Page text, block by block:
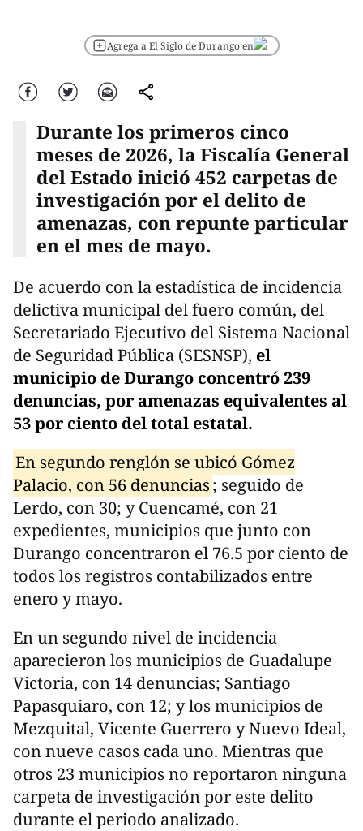
Agrega a El Siglo de Durango en
Facebook Twitter Correo comparte
Durante los primeros cinco
meses de 2026, la Fiscalía General
del Estado inició 452 carpetas de
investigación por el delito de
amenazas, con repunte particular
en el mes de mayo.
De acuerdo con la estadística de incidencia
delictiva municipal del fuero común, del
Secretariado Ejecutivo del Sistema Nacional
de Seguridad Pública (SESNSP), el
municipio de Durango concentró 239
denuncias, por amenazas equivalentes al
53 por ciento del total estatal.
En segundo renglón se ubicó Gómez
Palacio, con 56 denuncias; seguido de
Lerdo, con 30; y Cuencamé, con 21
expedientes, municipios que junto con
Durango concentraron el 76.5 por ciento de
todos los registros contabilizados entre
enero y mayo.
En un segundo nivel de incidencia
aparecieron los municipios de Guadalupe
Victoria, con 14 denuncias; Santiago
Papasquiaro, con 12; y los municipios de
Mezquital, Vicente Guerrero y Nuevo Ideal,
con nueve casos cada uno. Mientras que
otros 23 municipios no reportaron ninguna
carpeta de investigación por este delito
durante el periodo analizado.